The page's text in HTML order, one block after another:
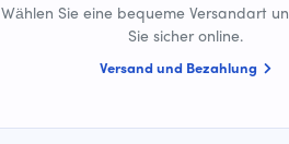
Wählen Sie eine bequeme Versandart
Sie sicher online.
Versand und Bezahlung